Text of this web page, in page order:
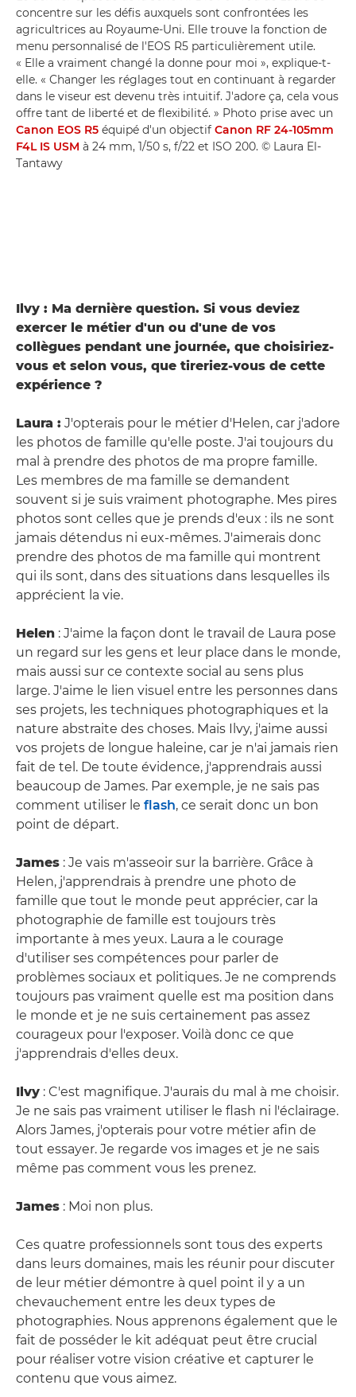
concentre sur les défis auxquels sont confrontées les
agricultrices au Royaume-Uni. Elle trouve la fonction de
menu personnalisé de l'EOS R5 particulièrement utile.
« Elle a vraiment changé la donne pour moi », explique-t-
elle. « Changer les réglages tout en continuant à regarder
dans le viseur est devenu très intuitif. J'adore ça, cela vous
offre tant de liberté et de flexibilité. » Photo prise avec un
Canon EOS R5 équipé d'un objectif Canon RF 24-105mm
F4L IS USM à 24 mm, 1/50 s, f/22 et ISO 200. © Laura El-
Tantawy
Ilvy : Ma dernière question. Si vous deviez
exercer le métier d'un ou d'une de vos
collègues pendant une journée, que choisiriez-
vous et selon vous, que tireriez-vous de cette
expérience ?
Laura : J'opterais pour le métier d'Helen, car j'adore
les photos de famille qu'elle poste. J'ai toujours du
mal à prendre des photos de ma propre famille.
Les membres de ma famille se demandent
souvent si je suis vraiment photographe. Mes pires
photos sont celles que je prends d'eux : ils ne sont
jamais détendus ni eux-mêmes. J'aimerais donc
prendre des photos de ma famille qui montrent
qui ils sont, dans des situations dans lesquelles ils
apprécient la vie.
Helen : J'aime la façon dont le travail de Laura pose
un regard sur les gens et leur place dans le monde,
mais aussi sur ce contexte social au sens plus
large. J'aime le lien visuel entre les personnes dans
ses projets, les techniques photographiques et la
nature abstraite des choses. Mais Ilvy, j'aime aussi
vos projets de longue haleine, car je n'ai jamais rien
fait de tel. De toute évidence, j'apprendrais aussi
beaucoup de James. Par exemple, je ne sais pas
comment utiliser le flash, ce serait donc un bon
point de départ.
James : Je vais m'asseoir sur la barrière. Grâce à
Helen, j'apprendrais à prendre une photo de
famille que tout le monde peut apprécier, car la
photographie de famille est toujours très
importante à mes yeux. Laura a le courage
d'utiliser ses compétences pour parler de
problèmes sociaux et politiques. Je ne comprends
toujours pas vraiment quelle est ma position dans
le monde et je ne suis certainement pas assez
courageux pour l'exposer. Voilà donc ce que
j'apprendrais d'elles deux.
Ilvy : C'est magnifique. J'aurais du mal à me choisir.
Je ne sais pas vraiment utiliser le flash ni l'éclairage.
Alors James, j'opterais pour votre métier afin de
tout essayer. Je regarde vos images et je ne sais
même pas comment vous les prenez.
James : Moi non plus.
Ces quatre professionnels sont tous des experts
dans leurs domaines, mais les réunir pour discuter
de leur métier démontre à quel point il y a un
chevauchement entre les deux types de
photographies. Nous apprenons également que le
fait de posséder le kit adéquat peut être crucial
pour réaliser votre vision créative et capturer le
contenu que vous aimez.